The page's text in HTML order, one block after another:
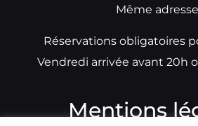
Même adresse
Réservations obligatoires
Vendredi arrivée avant 20h
Mentions